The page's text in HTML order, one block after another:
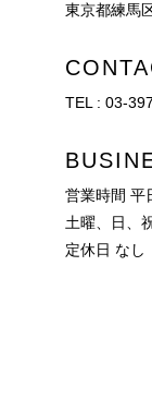
東京都練馬
TEL : 03-
営業時間
土曜、日、
定休日 なし